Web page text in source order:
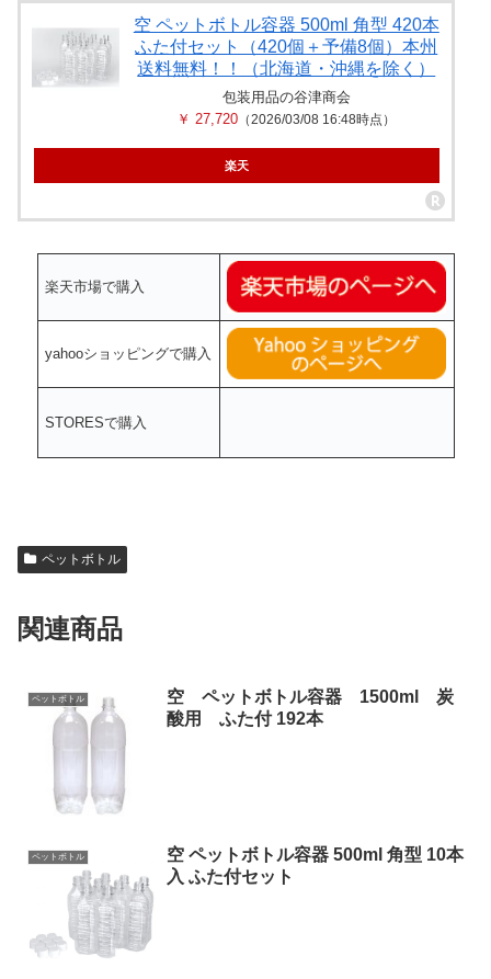
空 ペットボトル容器 500ml 角型 420本
ふた付セット（420個＋予備8個）本州
送料無料！！（北海道・沖縄を除く）
包装用品の谷津商会
￥ 27,720 （2026/03/08 16:48時点）
楽天
楽天市場で購入
yahooショッピングで購入
STORESで購入
ペットボトル
関連商品
ペットボトル
空 ペットボトル容器 1500ml 炭
酸用 ふた付 192本
ペットボトル
空 ペットボトル容器 500ml 角型 10本
入 ふた付セット